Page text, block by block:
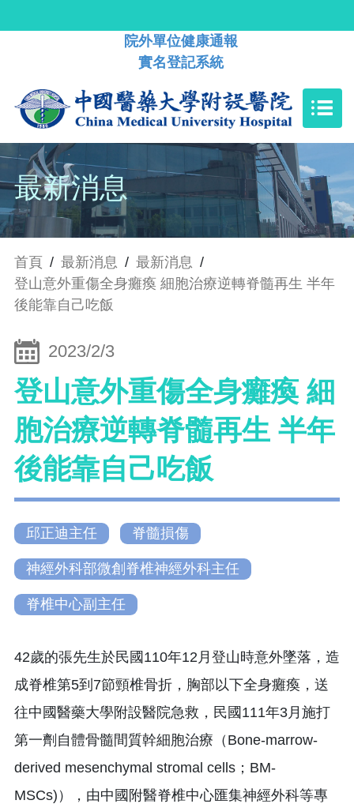
院外單位健康通報
實名登記系統
最新消息
首頁 / 最新消息 / 最新消息 /
登山意外重傷全身癱瘓 細胞治療逆轉脊髓再生 半年
後能靠自己吃飯
2023/2/3
登山意外重傷全身癱瘓 細
胞治療逆轉脊髓再生 半年
後能靠自己吃飯
邱正迪主任 脊髓損傷
神經外科部微創脊椎神經外科主任
脊椎中心副主任
42歲的張先生於民國110年12月登山時意外墜落，造
成脊椎第5到7節頸椎骨折，胸部以下全身癱瘓，送
往中國醫藥大學附設醫院急救，民國111年3月施打
第一劑自體骨髓間質幹細胞治療（Bone-marrow-
derived mesenchymal stromal cells；BM-
MSCs)），由中國附醫脊椎中心匯集神經外科等專